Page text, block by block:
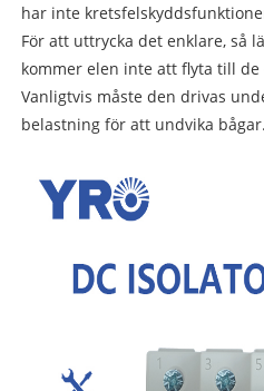
har inte
För att uttrycka det enklare, så
kommer elen inte att flyta till
Vanligtvis måste den drivas
belastning för att undvika bågar.